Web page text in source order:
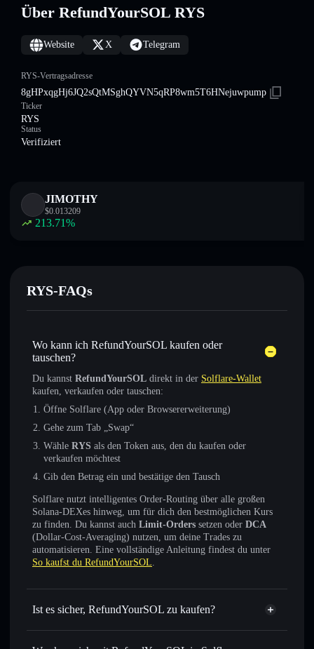
Über RefundYourSOL RYS
Website X Telegram
RYS-Vertragsadresse
8gHPxqgHj6JQ2sQtMSghQYVN5qRP8wm5T6HNejuwpump
Ticker
RYS
Status
Verifiziert
JIMOTHY
$0.013209
213.71%
RYS-FAQs
Wo kann ich RefundYourSOL kaufen oder
tauschen?
Du kannst RefundYourSOL direkt in der Solflare-Wallet
kaufen, verkaufen oder tauschen:
Öffne Solflare (App oder Browsererweiterung)
Gehe zum Tab „Swap“
Wähle RYS als den Token aus, den du kaufen oder
verkaufen möchtest
Gib den Betrag ein und bestätige den Tausch
Solflare nutzt intelligentes Order-Routing über alle großen
Solana-DEXes hinweg, um für dich den bestmöglichen Kurs
zu finden. Du kannst auch Limit-Orders setzen oder DCA
(Dollar-Cost-Averaging) nutzen, um deine Trades zu
automatisieren. Eine vollständige Anleitung findest du unter
So kaufst du RefundYourSOL.
Ist es sicher, RefundYourSOL zu kaufen?
RefundYourSOL verifizierter Token